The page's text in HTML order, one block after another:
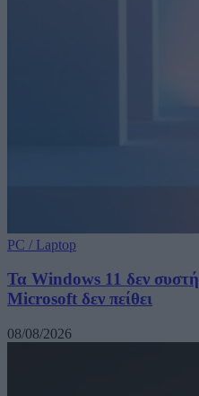
PC / Laptop
Τα Windows 11 δεν
Microsoft δεν πείθει
08/08/2026